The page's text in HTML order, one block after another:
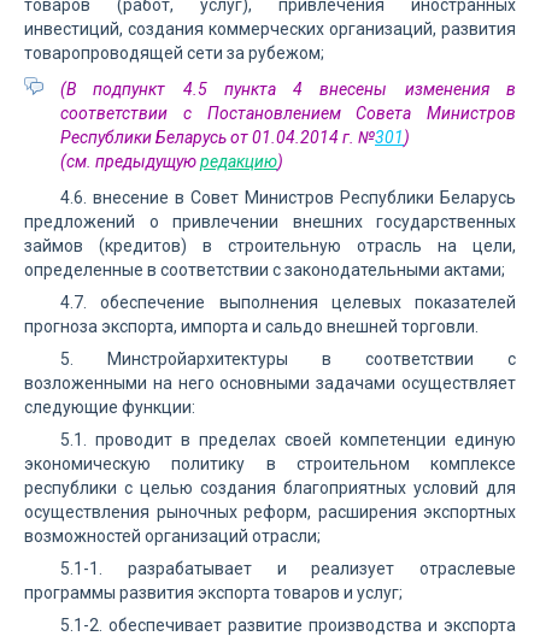
товаров (работ, услуг), привлечения иностранных
инвестиций, создания коммерческих организаций, развития
товаропроводящей сети за рубежом;
(В подпункт 4.5 пункта 4 внесены изменения в
соответствии с Постановлением Совета Министров
Республики Беларусь от 01.04.2014 г. №301)
(см. предыдущуюредакцию)
4.6. внесение в Совет Министров Республики Беларусь
предложений о привлечении внешних государственных
займов (кредитов) в строительную отрасль на цели,
определенные в соответствии с законодательными актами;
4.7. обеспечение выполнения целевых показателей
прогноза экспорта, импорта и сальдо внешней торговли.
5. Минстройархитектуры в соответствии с
возложенными на него основными задачами осуществляет
следующие функции:
5.1. проводит в пределах своей компетенции единую
экономическую политику в строительном комплексе
республики с целью создания благоприятных условий для
осуществления рыночных реформ, расширения экспортных
возможностей организаций отрасли;
5.1-1. разрабатывает и реализует отраслевые
программы развития экспорта товаров и услуг;
5.1-2. обеспечивает развитие производства и экспорта